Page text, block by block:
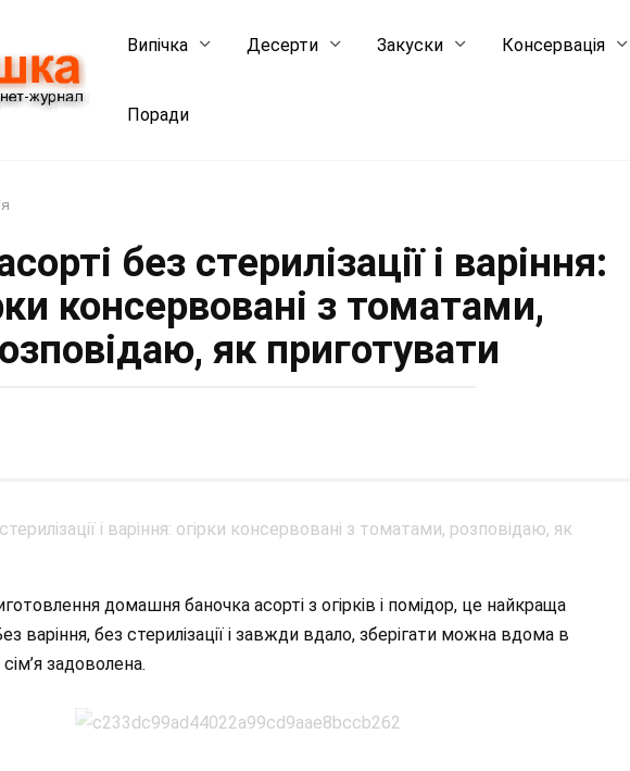
Випічка Десерти Закуски Консервація
Поради
без стерилізації і варіння:
консервовані з томатами,
як приготувати
домашня баночка асорті з огірків і помідор, це найкраща
варіння, без стерилізації і завжди вдало, зберігати можна вдома в
задоволена.